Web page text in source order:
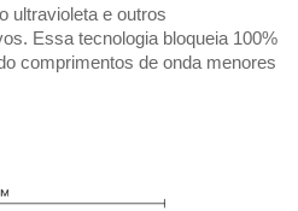
ultravioleta e outros
Essa tecnologia bloqueia 100%
comprimentos de onda menores